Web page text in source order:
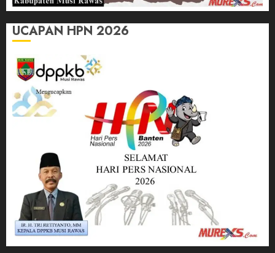
UCAPAN HPN 2026